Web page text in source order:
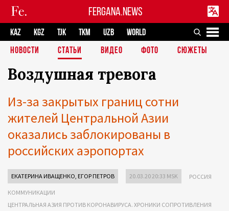
FERGANA.NEWS
KAZ KGZ TJK TKM UZB
WORLD
НОВОСТИ
СТАТЬИ ВИДЕО ФОТО СЮЖЕТЫ
Воздушная тревога
Из-за закрытых границ сотни
жителей Центральной Азии
оказались заблокированы в
российских аэропортах
ЕКАТЕРИНА ИВАЩЕНКО, ЕГОР ПЕТРОВ 20.03.20 20:33 MSK РОССИЯ
КОММУНИКАЦИИ
ЦЕНТРАЛЬНАЯ АЗИЯ ПРОТИВ КОРОНАВИРУСА. ХРОНИКИ СОПРОТИВЛЕНИЯ